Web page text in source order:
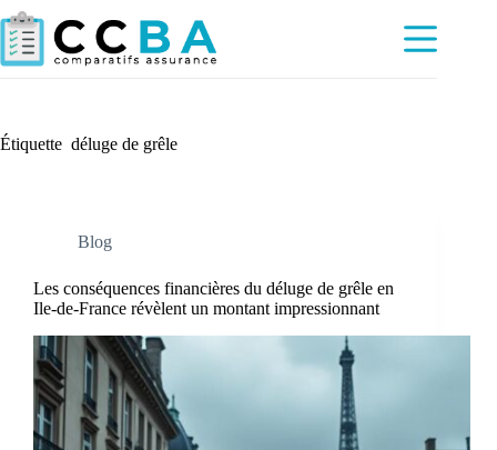
Passer
au
contenu
Étiquette déluge de grêle
Blog
Les conséquences financières du déluge de grêle en
Ile-de-France révèlent un montant impressionnant